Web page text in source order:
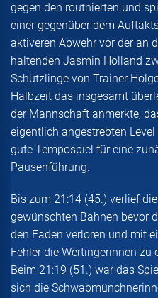
gegen den routnierten und
einer gegenüber dem
aktiveren Abwehr vor der an
haltenden Jasmin Holland
Schützlinge von Trainer
Halbzeit das insgesamt
der Mannschaft anmerkte,
eigentlich angestrebten
gute Tempospiel für eine
Pausenführung.
Bis zum 21:14 (45.) verlief
gewünschten Bahnen bevor
den Faden verloren und mit
Fehler die Wertingerinnen
Beim 21:19 (51.) war das
sich die